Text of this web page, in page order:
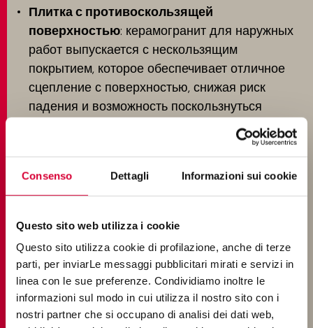
Consenso Dettagli Informazioni sui cookie
Questo sito web utilizza i cookie
Questo sito utilizza cookie di profilazione, anche di terze
parti, per inviarLe messaggi pubblicitari mirati e servizi in
linea con le sue preferenze. Condividiamo inoltre le
informazioni sul modo in cui utilizza il nostro sito con i
nostri partner che si occupano di analisi dei dati web,
Плитка с противоскользящей
поверхностью: керамогранит для наружных
работ выпускается с нескользящим
покрытием, которое обеспечивает отличное
сцепление с поверхностью, снижая риск
падения и возможность поскользнуться
: под воздействием
ультрафиолетовых лучей цвет многих
сохраняет свой блеск и цветостойкость даже
солнечных лучей.
Простота ухода: непористая поверхность
керамогранита препятствует накоплению
грязи и размножению плесени и бактерий, что
делает уборку быстрой и легкой, без
использования агрессивных химических